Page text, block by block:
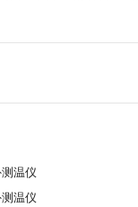
温仪
温仪